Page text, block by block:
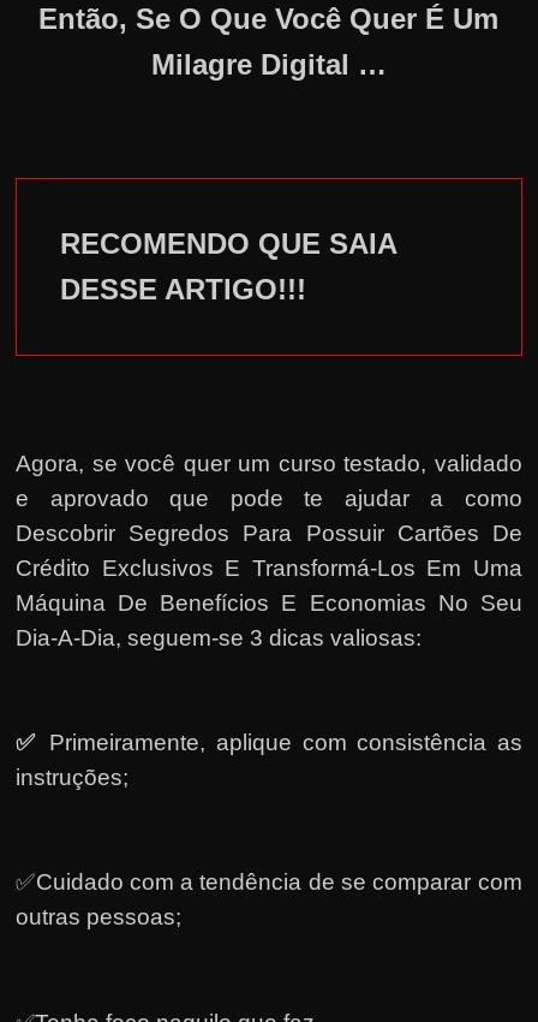
Então, Se O Que Você Quer É Um
Milagre Digital …
RECOMENDO QUE SAIA
DESSE ARTIGO!!!
Agora, se você quer um curso testado, validado
e aprovado que pode te ajudar a como
Descobrir Segredos Para Possuir Cartões De
Crédito Exclusivos E Transformá-Los Em Uma
Máquina De Benefícios E Economias No Seu
Dia-A-Dia, seguem-se 3 dicas valiosas:
✅ Primeiramente, aplique com consistência as
instruções;
✅Cuidado com a tendência de se comparar com
outras pessoas;